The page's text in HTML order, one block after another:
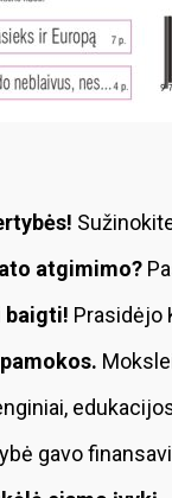
atgimimo?
baigti! Prasidėjo
gavo